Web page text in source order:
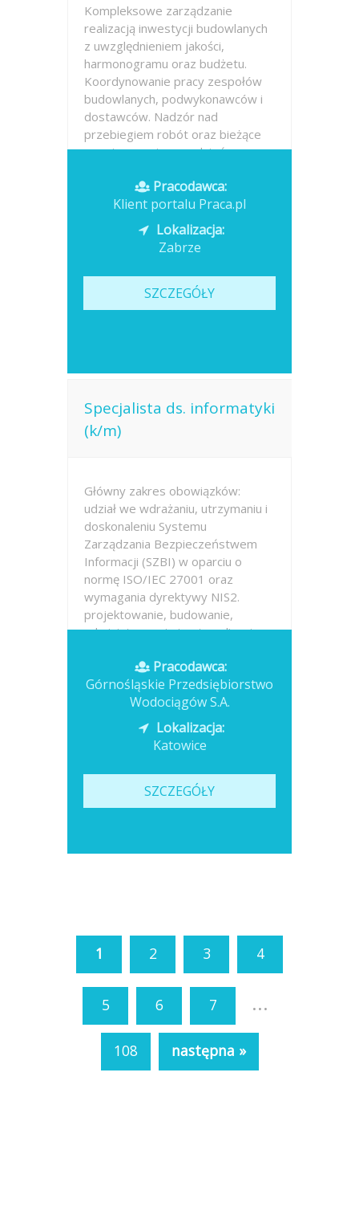
Kompleksowe zarządzanie
realizacją inwestycji budowlanych
z uwzględnieniem jakości,
harmonogramu oraz budżetu.
Koordynowanie pracy zespołów
budowlanych, podwykonawców i
dostawców. Nadzór nad
przebiegiem robót oraz bieżące
rozwiązywanie zagadnień...
Opublikowano: dzisiajPracodawca:
Klient portalu Praca.pl
Lokalizacja:
Zabrze
SZCZEGÓŁY
Specjalista ds. informatyki
(k/m)
Główny zakres obowiązków:
udział we wdrażaniu, utrzymaniu i
doskonaleniu Systemu
Zarządzania Bezpieczeństwem
Informacji (SZBI) w oparciu o
normę ISO/IEC 27001 oraz
wymagania dyrektywy NIS2.
projektowanie, budowanie,
administrowanie i optymalizacja...
Opublikowano: dzisiajPracodawca:
Górnośląskie Przedsiębiorstwo
Wodociągów S.A.
Lokalizacja:
Katowice
SZCZEGÓŁY
1 2 3 4
5 6 7 ...
108 następna »